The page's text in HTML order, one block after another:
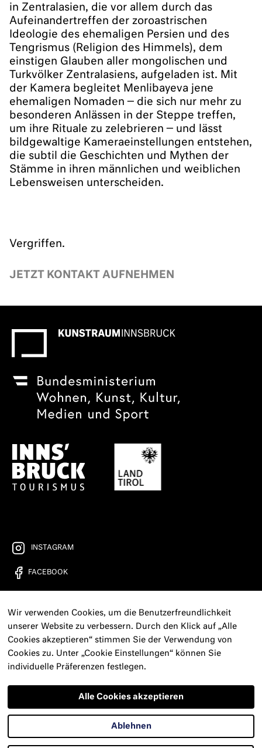
in Zentralasien, die vor allem durch das
Aufeinandertreffen der zoroastrischen
Ideologie des ehemaligen Persien und des
Tengrismus (Religion des Himmels), dem
einstigen Glauben aller mongolischen und
Turkvölker Zentralasiens, aufgeladen ist. Mit
der Kamera begleitet Menlibayeva jene
ehemaligen Nomaden ‒ die sich nur mehr zu
besonderen Anlässen in der Steppe treffen,
um ihre Rituale zu zelebrieren ‒ und lässt
bildgewaltige Kameraeinstellungen entstehen,
die subtil die Geschichten und Mythen der
Stämme in ihren männlichen und weiblichen
Lebensweisen unterscheiden.
Vergriffen.
JETZT KONTAKT AUFNEHMEN
INSTAGRAM
FACEBOOK
FREIRAD RADIO
KONTAKT
PRESSE
NEWSLETTER
DATENSCHUTZERKLÄRUNG
Wir verwenden Cookies, um die Benutzerfreundlichkeit
unserer Website zu verbessern. Durch den Klick auf „Alle
Cookies akzeptieren“ stimmen Sie der Verwendung von
Cookies zu. Unter „Cookie Einstellungen“ können Sie
individuelle Präferenzen festlegen.
Ablehnen
Alle Cookies akzeptieren